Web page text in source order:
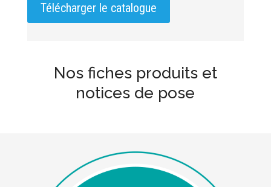
Télécharger le catalogue
Nos fiches produits et
notices de pose